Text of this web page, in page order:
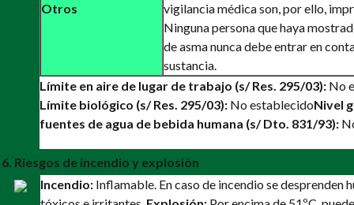
Otros
vigilancia médica son, por ello,
Ninguna persona que haya
de asma nunca debe entrar en
sustancia.
Límite en aire de lugar de trabajo (s/ Res. 295/03): No
Límite biológico (s/ Res. 295/03): No establecidoNivel
fuentes de agua de bebida humana (s/ Dto. 831/93):
6. Riesgos de incendio y explosión
Incendio: Inflamable. En caso de incendio se desprenden